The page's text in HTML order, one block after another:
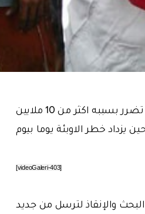
وكان إعصار ''هايان'' قد اسفر عن مقتل ما لا يقل عن 10 الاف شخص بينما تضرر بسببه اكثر من 10 ملايين
خطر الاوبئة يوما بيوم
[videoGaleri-403]
والإنقاذ لترسل من جديد